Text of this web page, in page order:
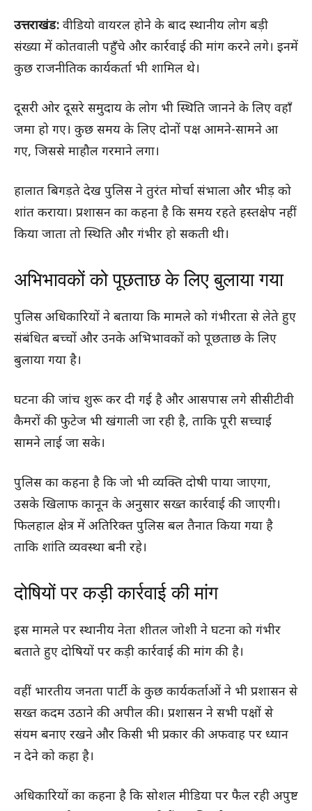
उत्तराखंड: वीडियो वायरल होने के बाद स्थानीय लोग बड़ी
संख्या में कोतवाली पहुँचे और कार्रवाई की मांग करने लगे। इनमें
कुछ राजनीतिक कार्यकर्ता भी शामिल थे।
दूसरी ओर दूसरे समुदाय के लोग भी स्थिति जानने के लिए वहाँ
जमा हो गए। कुछ समय के लिए दोनों पक्ष आमने-सामने आ
गए, जिससे माहौल गरमाने लगा।
हालात बिगड़ते देख पुलिस ने तुरंत मोर्चा संभाला और भीड़ को
शांत कराया। प्रशासन का कहना है कि समय रहते हस्तक्षेप नहीं
किया जाता तो स्थिति और गंभीर हो सकती थी।
अभिभावकों को पूछताछ के लिए बुलाया गया
पुलिस अधिकारियों ने बताया कि मामले को गंभीरता से लेते हुए
संबंधित बच्चों और उनके अभिभावकों को पूछताछ के लिए
बुलाया गया है।
घटना की जांच शुरू कर दी गई है और आसपास लगे सीसीटीवी
कैमरों की फुटेज भी खंगाली जा रही है, ताकि पूरी सच्चाई
सामने लाई जा सके।
पुलिस का कहना है कि जो भी व्यक्ति दोषी पाया जाएगा,
उसके खिलाफ कानून के अनुसार सख्त कार्रवाई की जाएगी।
फिलहाल क्षेत्र में अतिरिक्त पुलिस बल तैनात किया गया है
ताकि शांति व्यवस्था बनी रहे।
दोषियों पर कड़ी कार्रवाई की मांग
इस मामले पर स्थानीय नेता शीतल जोशी ने घटना को गंभीर
बताते हुए दोषियों पर कड़ी कार्रवाई की मांग की है।
वहीं भारतीय जनता पार्टी के कुछ कार्यकर्ताओं ने भी प्रशासन से
सख्त कदम उठाने की अपील की। प्रशासन ने सभी पक्षों से
संयम बनाए रखने और किसी भी प्रकार की अफवाह पर ध्यान
न देने को कहा है।
अधिकारियों का कहना है कि सोशल मीडिया पर फैल रही अपुष्ट